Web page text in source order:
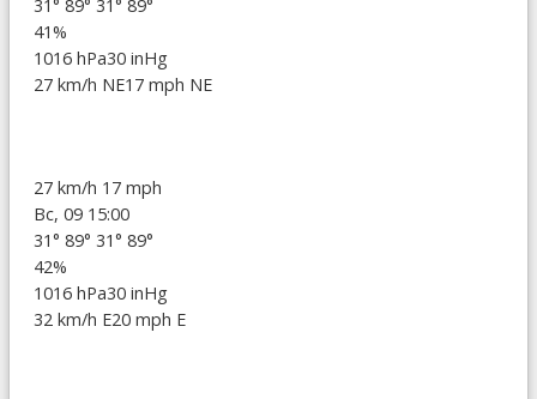
31° 89° 31° 89°
41%
1016 hPa30 inHg
27 km/h NE17 mph NE
27 km/h 17 mph
Вс, 09 15:00
31° 89° 31° 89°
42%
1016 hPa30 inHg
32 km/h E20 mph E